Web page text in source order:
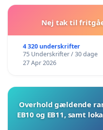
Nej tak til
4 320 underskrifter
75 Underskrifter / 30 dage
27 Apr 2026
Overhold gældende
EB10 og EB11, samt